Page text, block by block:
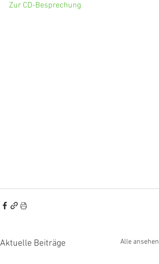
Zur CD-Besprechung
Aktuelle Beiträge Alle ansehen